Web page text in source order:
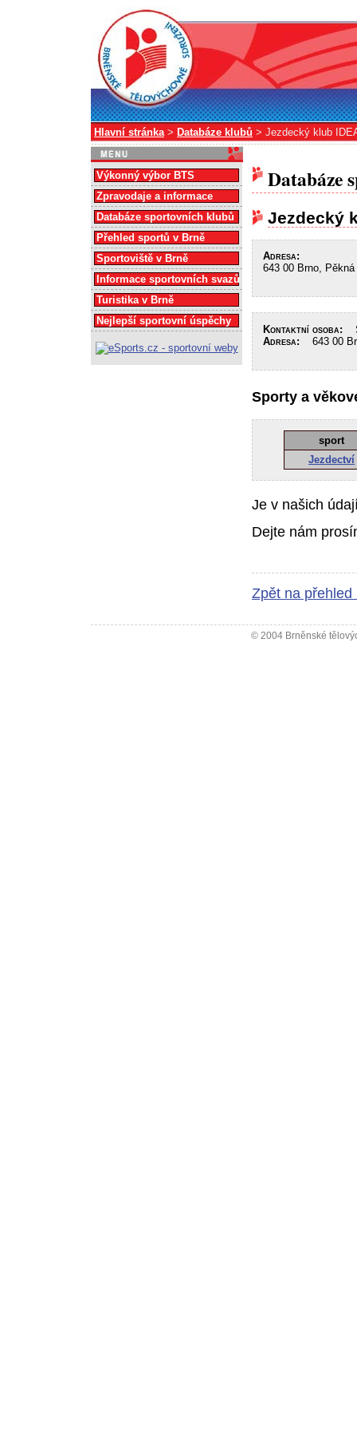
Hlavní stránka> Databáze klubů > Jezdecký klub
Databáze
Jezdecký
Adresa:
643 00 Brno, Pěkná
Kontaktní osoba:
Adresa: 643 00
Sporty a
sport
Jezdectví
Je v našich
Dejte nám
Zpět na přehled
Výkonný výbor BTS
Zpravodaje a informace
Databáze sportovních klubů
Přehled sportů v Brně
Sportoviště v Brně
Informace sportovních svazů
Turistika v Brně
Nejlepší sportovní úspěchy
© 2004 Brněnské